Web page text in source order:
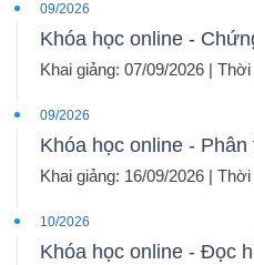
09/2026
Khóa học online -
Khai giảng: 07/09/2026 |
09/2026
Khóa học online -
Khai giảng: 16/09/2026 |
10/2026
Khóa học online - Đọc